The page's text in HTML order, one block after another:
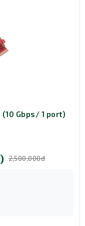
chi nhánh, và
trải nghiệm sự
(10 Gbps/ 1 port)
2,500,000đ